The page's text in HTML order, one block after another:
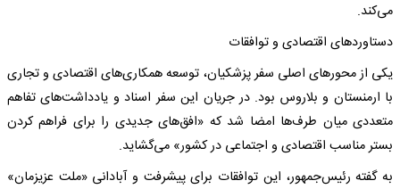
می‌کند.
دستاوردهای اقتصادی و توافقات
یکی از محورهای اصلی سفر پزشکیان، توسعه همکاری‌های اقتصادی و تجاری
با ارمنستان و بلاروس بود. در جریان این سفر اسناد و یادداشت‌های تفاهم
متعددی میان طرف‌ها امضا شد که «افق‌های جدیدی را برای فراهم کردن
بستر مناسب اقتصادی و اجتماعی در کشور» می‌گشاید.
به گفته رئیس‌جمهور، این توافقات برای پیشرفت و آبادانی «ملت عزیزمان»